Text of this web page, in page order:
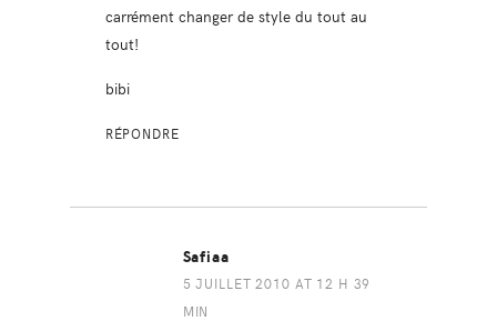
carrément changer de style du tout au
tout!
bibi
RÉPONDRE
Safiaa
5 JUILLET 2010 AT 12 H 39
MIN